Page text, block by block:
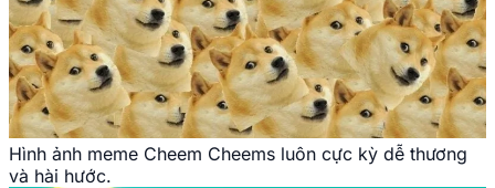
Hình ảnh meme Cheem Cheems luôn cực kỳ dễ thương
và hài hước.